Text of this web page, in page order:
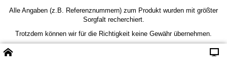
Alle Angaben (z.B. Referenznummern) zum Produkt wurden mit größter
Sorgfalt recherchiert.
Trotzdem können wir für die Richtigkeit keine Gewähr übernehmen.
Vor Einsatz muss die Gleichheit des gelieferten Produktes mit dem zu
ersetzenden Produktes verglichen werden.
Bei Abweichungen darf der Artikel